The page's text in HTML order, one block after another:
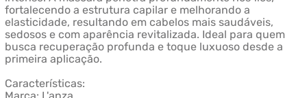
fortalecendo a estrutura capilar e melhorando a
elasticidade, resultando em cabelos mais saudáveis,
sedosos e com aparência revitalizada. Ideal para quem
busca recuperação profunda e toque luxuoso desde a
primeira aplicação.
Características: